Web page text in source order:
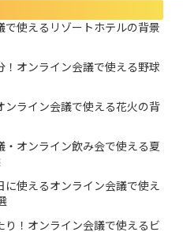
で使えるリゾートホテルの背景
！オンライン会議で使える野球
ンライン会議で使える花火の背
・オンライン飲み会で使える夏
に使えるオンライン会議で使え
り！オンライン会議で使えるビ